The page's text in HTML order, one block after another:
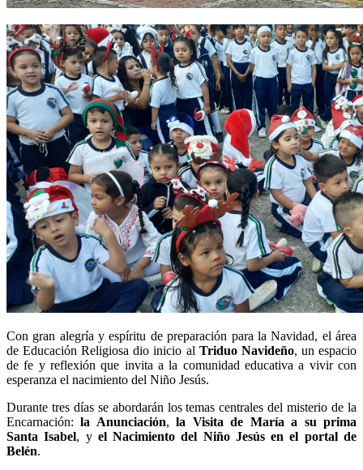
Con gran alegría y espíritu de preparación para la Navidad, el área
de Educación Religiosa dio inicio al Triduo Navideño, un espacio
de fe y reflexión que invita a la comunidad educativa a vivir con
esperanza el nacimiento del Niño Jesús.
Durante tres días se abordarán los temas centrales del misterio de la
Encarnación:la Anunciación,la Visita de María a su prima
Santa Isabel, y el Nacimiento del Niño Jesús en el portal de
Belén.